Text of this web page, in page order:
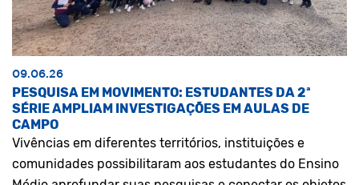
09.06.26
PESQUISA EM MOVIMENTO: ESTUDANTES DA 2ª
SÉRIE AMPLIAM INVESTIGAÇÕES EM AULAS DE
CAMPO
Vivências em diferentes territórios, instituições e
comunidades possibilitaram aos estudantes do Ensino